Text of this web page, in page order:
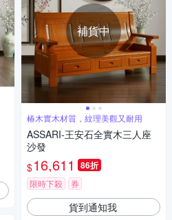
補貨中
椿木實木材質，紋理美觀又耐用
ASSARI-王安石全實木三人座
沙發
$16,611 86折
限時下殺 券
貨到通知我